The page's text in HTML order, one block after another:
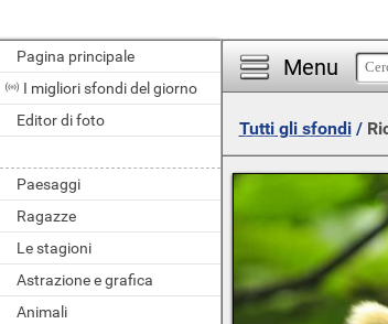
Pagina principale
I migliori sfondi del giorno
Editor di foto
Paesaggi
Ragazze
Le stagioni
Astrazione e grafica
Animali
Menu
Tutti gli sfondi/